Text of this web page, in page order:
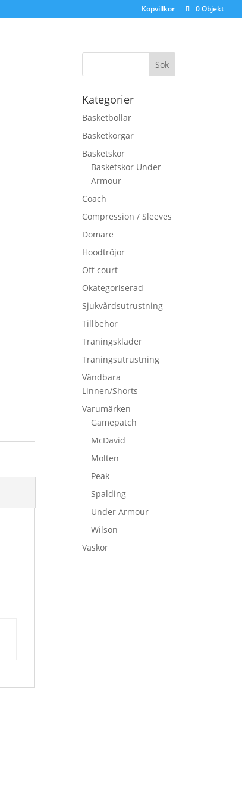
Köpvillkor 0 Objekt
Kategorier
Basketbollar
Basketkorgar
Basketskor
Basketskor Under
Armour
Coach
Compression / Sleeves
Domare
Hoodtröjor
Off court
Okategoriserad
Sjukvårdsutrustning
Tillbehör
Träningskläder
Träningsutrustning
Vändbara
Linnen/Shorts
Varumärken
Gamepatch
McDavid
Molten
Peak
Spalding
Under Armour
Wilson
Väskor